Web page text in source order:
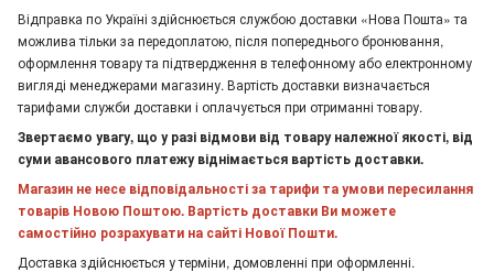
Відправка по Україні здійснюється службою доставки «Нова Пошта» та
можлива тільки за передоплатою, після попереднього бронювання,
оформлення товару та підтвердження в телефонному або електронному
вигляді менеджерами магазину. Вартість доставки визначається
тарифами служби доставки і оплачується при отриманні товару.
Звертаємо увагу, що у разі відмови від товару належної якості, від
суми авансового платежу віднімається вартість доставки.
Магазин не несе відповідальності за тарифи та умови пересилання
товарів Новою Поштою. Вартість доставки Ви можете
самостійно розрахувати на сайті Нової Пошти.
Доставка здійснюється у терміни, домовленні при оформленні.